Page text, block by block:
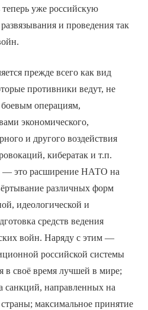
уже российскую
и проведения так
прежде всего как вид
противники ведут, не
боевым операциям,
экономического,
и другого воздействия
кибератак и т.п.
— это расширение НАТО на
различных форм
идеологической и
средств ведения
войн. Наряду с этим —
российской системы
в своё время лучшей в мире;
санкций, направленных на
максимальное принятие